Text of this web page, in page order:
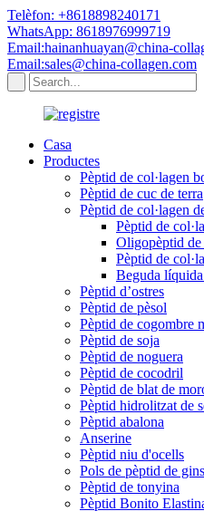
Telèfon: +8618898240171
WhatsApp: 8618976999719
Email:hainanhuayan@china-
Email:sales@china-collagen.com
Casa
Productes
Pèptid de col·lagen
Pèptid de cuc de terra
Pèptid de col·lagen
Pèptid de
Oligopèptid
Pèptid de
Beguda
Pèptid d’ostres
Pèptid de pèsol
Pèptid de cogombre
Pèptid de soja
Pèptid de noguera
Pèptid de cocodril
Pèptid de blat de
Pèptid hidrolitzat de
Pèptid abalona
Anserine
Pèptid niu d'ocells
Pols de pèptid de
Pèptid de tonyina
Pèptid Bonito